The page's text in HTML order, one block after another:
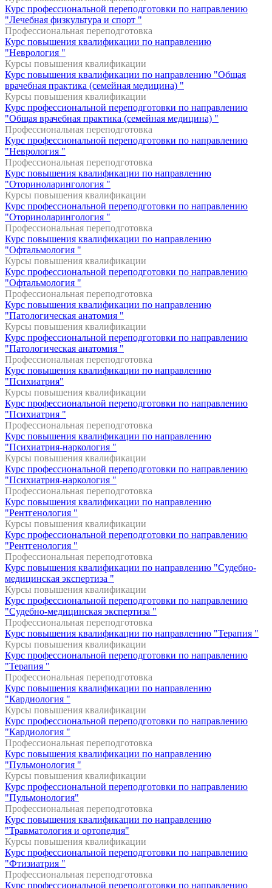
Курс профессиональной переподготовки по направлению
"Лечебная физкультура и спорт "
Профессиональная переподготовка
Курс повышения квалификации по направлению
"Неврология "
Курсы повышения квалификации
Курс повышения квалификации по направлению "Общая
врачебная практика (семейная медицина) "
Курсы повышения квалификации
Курс профессиональной переподготовки по направлению
"Общая врачебная практика (семейная медицина) "
Профессиональная переподготовка
Курс профессиональной переподготовки по направлению
"Неврология "
Профессиональная переподготовка
Курс повышения квалификации по направлению
"Оториноларингология "
Курсы повышения квалификации
Курс профессиональной переподготовки по направлению
"Оториноларингология "
Профессиональная переподготовка
Курс повышения квалификации по направлению
"Офтальмология "
Курсы повышения квалификации
Курс профессиональной переподготовки по направлению
"Офтальмология "
Профессиональная переподготовка
Курс повышения квалификации по направлению
"Патологическая анатомия "
Курсы повышения квалификации
Курс профессиональной переподготовки по направлению
"Патологическая анатомия "
Профессиональная переподготовка
Курс повышения квалификации по направлению
"Психиатрия"
Курсы повышения квалификации
Курс профессиональной переподготовки по направлению
"Психиатрия "
Профессиональная переподготовка
Курс повышения квалификации по направлению
"Психиатрия-наркология "
Курсы повышения квалификации
Курс профессиональной переподготовки по направлению
"Психиатрия-наркология "
Профессиональная переподготовка
Курс повышения квалификации по направлению
"Рентгенология "
Курсы повышения квалификации
Курс профессиональной переподготовки по направлению
"Рентгенология "
Профессиональная переподготовка
Курс повышения квалификации по направлению "Судебно-
медицинская экспертиза "
Курсы повышения квалификации
Курс профессиональной переподготовки по направлению
"Судебно-медицинская экспертиза "
Профессиональная переподготовка
Курс повышения квалификации по направлению "Терапия "
Курсы повышения квалификации
Курс профессиональной переподготовки по направлению
"Терапия "
Профессиональная переподготовка
Курс повышения квалификации по направлению
"Кардиология "
Курсы повышения квалификации
Курс профессиональной переподготовки по направлению
"Кардиология "
Профессиональная переподготовка
Курс повышения квалификации по направлению
"Пульмонология "
Курсы повышения квалификации
Курс профессиональной переподготовки по направлению
"Пульмонология"
Профессиональная переподготовка
Курс повышения квалификации по направлению
"Травматология и ортопедия"
Курсы повышения квалификации
Курс профессиональной переподготовки по направлению
"Фтизиатрия "
Профессиональная переподготовка
Курс профессиональной переподготовки по направлению